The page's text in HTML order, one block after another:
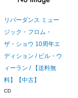
リバーダンス ミュー
ジック・フロム・
ザ・ショウ 10周年エ
ディション / ビル・ウ
ィーラン / 【送料無
料】【中古】
CD